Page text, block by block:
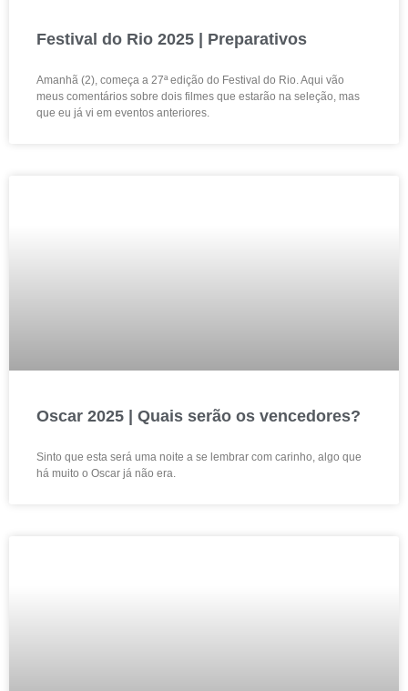
Festival do Rio 2025 | Preparativos
Amanhã (2), começa a 27ª edição do Festival do Rio. Aqui vão
meus comentários sobre dois filmes que estarão na seleção, mas
que eu já vi em eventos anteriores.
Oscar 2025 | Quais serão os vencedores?
Sinto que esta será uma noite a se lembrar com carinho, algo que
há muito o Oscar já não era.